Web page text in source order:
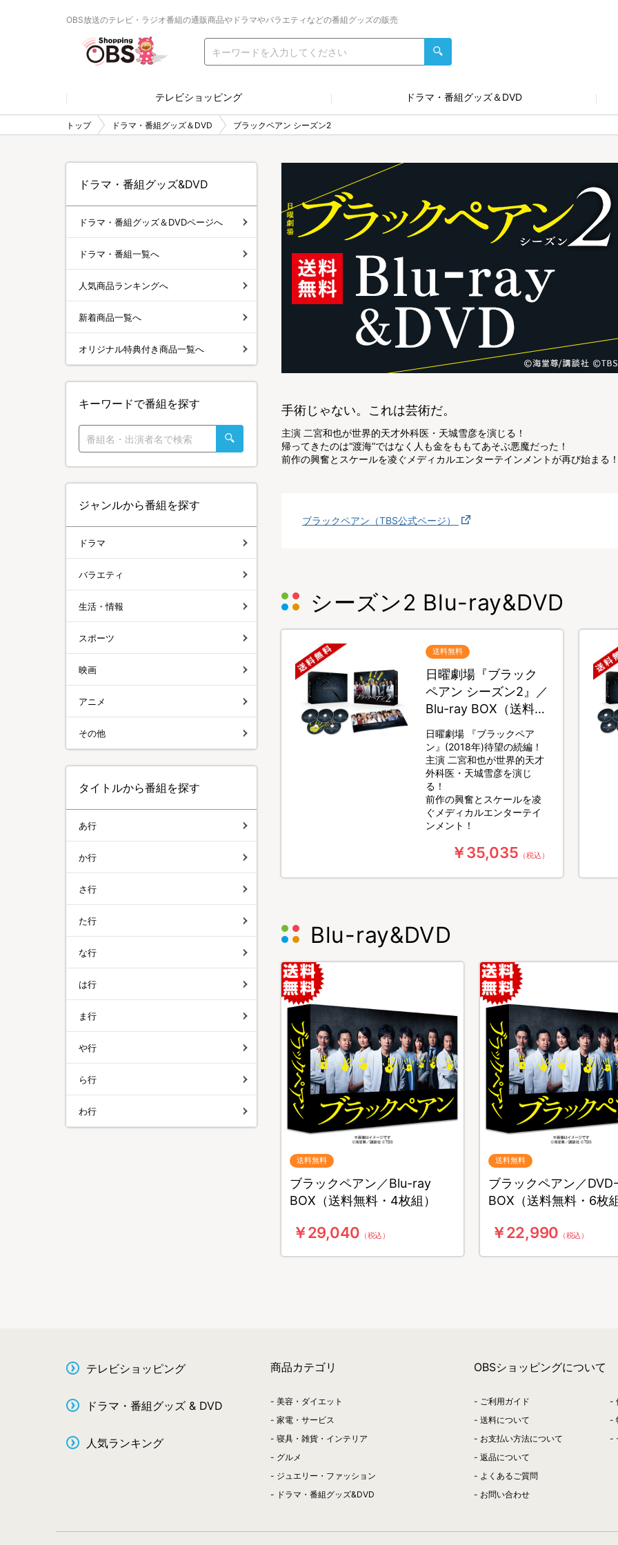
OBS放送のテレビ・ラジオ番組の通販商品やドラマやバラエティなどの番組グッズの販売
テレビショッピング ドラマ・番組グッズ＆DVD
トップ ドラマ・番組グッズ＆DVD ブラックペアン シーズン2
手術じゃない。これは芸術だ。
主演 二宮和也が世界的天才外科医・天城雪彦を演じる！
帰ってきたのは“渡海”ではなく人も金をももてあそぶ悪魔だった！
前作の興奮とスケールを凌ぐメディカルエンターテインメントが再び始まる
ブラックペアン（TBS公式ページ）
シーズン2 Blu-ray&DVD
送料無料
日曜劇場『ブラック
ペアン シーズン2』／
Blu-ray BOX（送料無
料・5枚組）
日曜劇場 『ブラックペア
ン』(2018年)待望の続編！
主演 二宮和也が世界的天才
外科医・天城雪彦を演じ
る！
前作の興奮とスケールを凌
ぐメディカルエンターテイ
ンメント！
￥35,035 （税込）
Blu-ray&DVD
送料無料
ブラックペアン／Blu-ray
BOX（送料無料・4枚組）
￥29,040 （税込）
送料無料
ブラックペアン／DVD-
BOX（送料無料・6枚
￥22,990 （税込）
ドラマ・番組グッズ&DVD
ドラマ・番組グッズ＆DVDページへ
ドラマ・番組一覧へ
人気商品ランキングへ
新着商品一覧へ
オリジナル特典付き商品一覧へ
キーワードで番組を探す
ジャンルから番組を探す
ドラマ
バラエティ
生活・情報
スポーツ
映画
アニメ
その他
タイトルから番組を探す
あ行
か行
さ行
た行
な行
は行
ま行
や行
ら行
わ行
テレビショッピング
ドラマ・番組グッズ & DVD
人気ランキング
商品カテゴリ
美容・ダイエット
家電・サービス
寝具・雑貨・インテリア
グルメ
ジュエリー・ファッション
ドラマ・番組グッズ&DVD
OBSショッピングについて
ご利用ガイド
送料について
お支払い方法について
返品について
よくあるご質問
お問い合わせ